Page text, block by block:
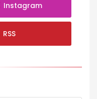
Instagram
RSS